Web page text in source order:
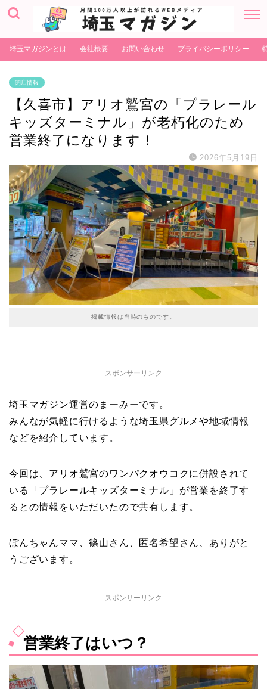
埼玉マガジンとは 会社概要 お問い合わせ プライバシーポリシー
閉店情報
【久喜市】アリオ鷲宮の「プラレール
キッズターミナル」が老朽化のため
営業終了になります！
2026年5月19日
掲載情報は当時のものです。
スポンサーリンク
埼玉マガジン運営のまーみーです。
みんなが気軽に行けるような埼玉県グルメや地域情報
などを紹介しています。
今回は、アリオ鷲宮のワンパクオウコクに併設されて
いる「プラレールキッズターミナル」が営業を終了す
るとの情報をいただいたので共有します。
ぼんちゃんママ、篠山さん、匿名希望さん、ありがと
うございます。
スポンサーリンク
営業終了はいつ？